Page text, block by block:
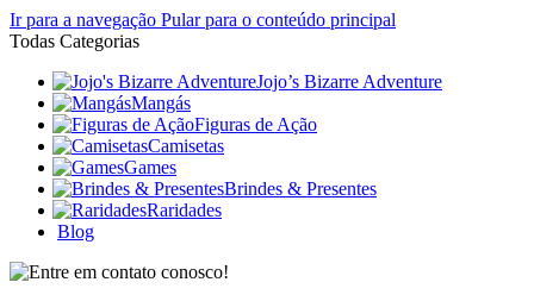
Ir para a navegação Pular para o conteúdo principal
Todas Categorias
Jojo’s Bizarre Adventure
Mangás
Figuras de Ação
Camisetas
Games
Brindes & Presentes
Raridades
Blog